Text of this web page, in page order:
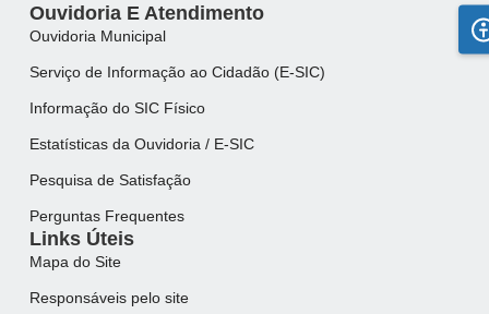
Ouvidoria E Atendimento
Ouvidoria Municipal
Serviço de Informação ao Cidadão (E-SIC)
Informação do SIC Físico
Estatísticas da Ouvidoria / E-SIC
Pesquisa de Satisfação
Perguntas Frequentes
Links Úteis
Mapa do Site
Responsáveis pelo site